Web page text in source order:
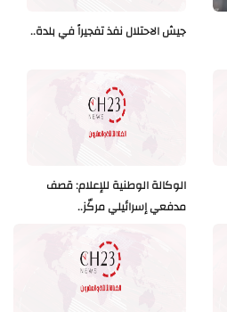
جيش الاحتلال نفذ تفجيراً في بلدة..
الوكالة الوطنية للإعلام: قصف
مدفعي إسرائيلي مركّز..